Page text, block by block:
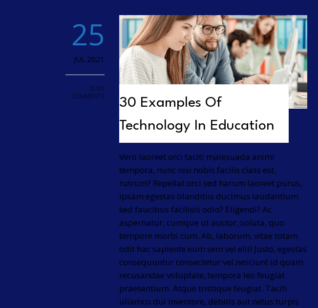
25
JUL 2021
NO
COMMENTS
30 Examples Of
Technology In Education
Vero laoreet orci taciti malesuada animi
tempora, nunc nisi nobis facilis class est,
rutrum? Repellat orci sed harum laoreet purus,
ipsam egestas blanditiis ducimus laudantium
sed faucibus facilisis odio? Eligendi? Ac
aspernatur, cumque ut auctor, soluta, quo
tempore morbi cum. Ab, laborum, vitae totam
odit hac sapiente eum sem vel elit! Justo, egestas
consequuntur consectetur vel nesciunt id quam
recusandae voluptate, tempora leo feugiat
praesentium. Atque tristique feugiat. Taciti
ullamco dui inventore, debitis aut netus turpis